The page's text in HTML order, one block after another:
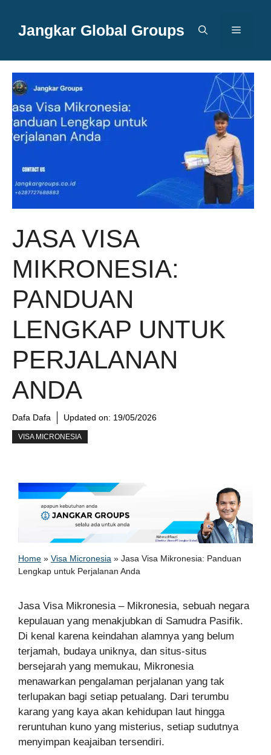
Jangkar Global Groups Menu
JASA VISA
MIKRONESIA:
PANDUAN
LENGKAP UNTUK
PERJALANAN
ANDA
Dafa Dafa Updated on: 19/05/2026
VISA MICRONESIA
Home » Visa Micronesia » Jasa Visa Mikronesia: Panduan
Lengkap untuk Perjalanan Anda
Jasa Visa Mikronesia – Mikronesia, sebuah negara
kepulauan yang menakjubkan di Samudra Pasifik.
Di kenal karena keindahan alamnya yang belum
terjamah, budaya uniknya, dan situs-situs
bersejarah yang memukau, Mikronesia
menawarkan pengalaman perjalanan yang tak
terlupakan bagi setiap petualang. Dari terumbu
karang yang kaya akan kehidupan laut hingga
reruntuhan kuno yang misterius, setiap sudutnya
menyimpan keajaiban tersendiri.